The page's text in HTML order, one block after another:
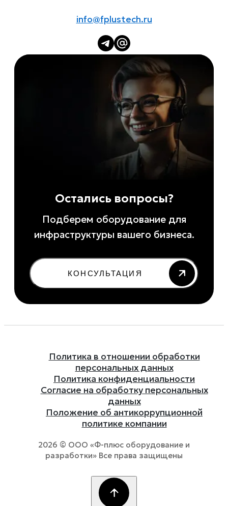
info@fplustech.ru
Остались вопросы?
Подберем оборудование для
инфраструктуры вашего бизнеса.
КОНСУЛЬТАЦИЯ
Политика в отношении обработки
персональных данных
Политика конфиденциальности
Согласие на обработку персональных
данных
Положение об антикоррупционной
политике компании
2026 © ООО «Ф-плюс оборудование и
разработки» Все права защищены